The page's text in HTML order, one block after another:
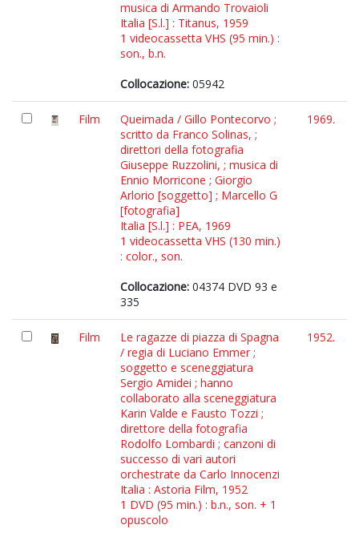
musica di Armando Trovaioli
Italia [S.l.] : Titanus, 1959
1 videocassetta VHS (95 min.) :
son., b.n.
Collocazione: 05942
Film
Queimada / Gillo Pontecorvo ;
scritto da Franco Solinas, ;
direttori della fotografia
Giuseppe Ruzzolini, ; musica di
Ennio Morricone ; Giorgio
Arlorio [soggetto] ; Marcello G
[fotografia]
Italia [S.l.] : PEA, 1969
1 videocassetta VHS (130 min.)
: color., son.
Collocazione: 04374 DVD 93 e
335
1969.
Film
Le ragazze di piazza di Spagna
/ regia di Luciano Emmer ;
soggetto e sceneggiatura
Sergio Amidei ; hanno
collaborato alla sceneggiatura
Karin Valde e Fausto Tozzi ;
direttore della fotografia
Rodolfo Lombardi ; canzoni di
successo di vari autori
orchestrate da Carlo Innocenzi
Italia : Astoria Film, 1952
1 DVD (95 min.) : b.n., son. + 1
opuscolo
1952.